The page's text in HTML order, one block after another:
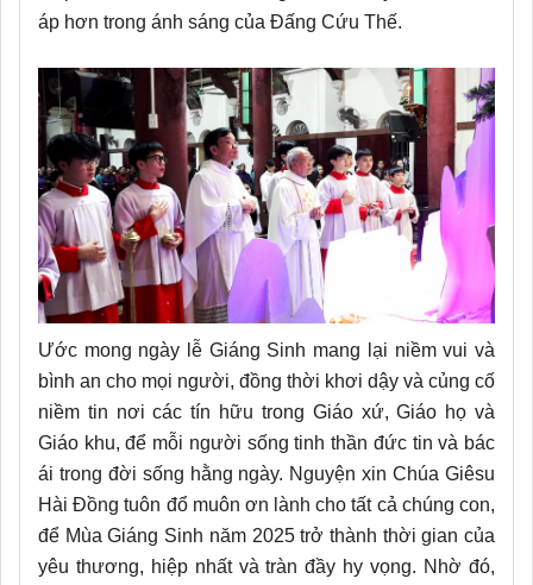
áp hơn trong ánh sáng của Đấng Cứu Thế.
Ước mong ngày lễ Giáng Sinh mang lại niềm vui và
bình an cho mọi người, đồng thời khơi dậy và củng cố
niềm tin nơi các tín hữu trong Giáo xứ, Giáo họ và
Giáo khu, để mỗi người sống tinh thần đức tin và bác
ái trong đời sống hằng ngày. Nguyện xin Chúa Giêsu
Hài Đồng tuôn đổ muôn ơn lành cho tất cả chúng con,
để Mùa Giáng Sinh năm 2025 trở thành thời gian của
yêu thương, hiệp nhất và tràn đầy hy vọng. Nhờ đó,